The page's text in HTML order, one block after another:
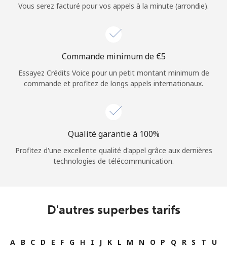
Vous serez facturé pour vos appels à la minute (arrondie).
Commande minimum de ⁦€5⁩
Essayez Crédits Voice pour un petit montant minimum de
commande et profitez de longs appels internationaux.
Qualité garantie à 100%
Profitez d'une excellente qualité d'appel grâce aux dernières
technologies de télécommunication.
D'autres superbes tarifs
A B C D E F G H I J K L M N O P Q R S T
U